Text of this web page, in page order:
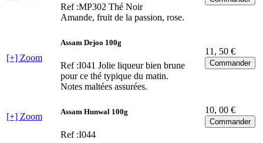
Ref :MP302 Thé Noir
Amande, fruit de la passion, rose.
[+] Zoom
Assam Dejoo 100g
Ref :I041 Jolie liqueur bien brune
pour ce thé typique du matin.
Notes maltées assurées.
11, 50 €
[+] Zoom
Assam Hunwal 100g
Ref :I044
10, 00 €